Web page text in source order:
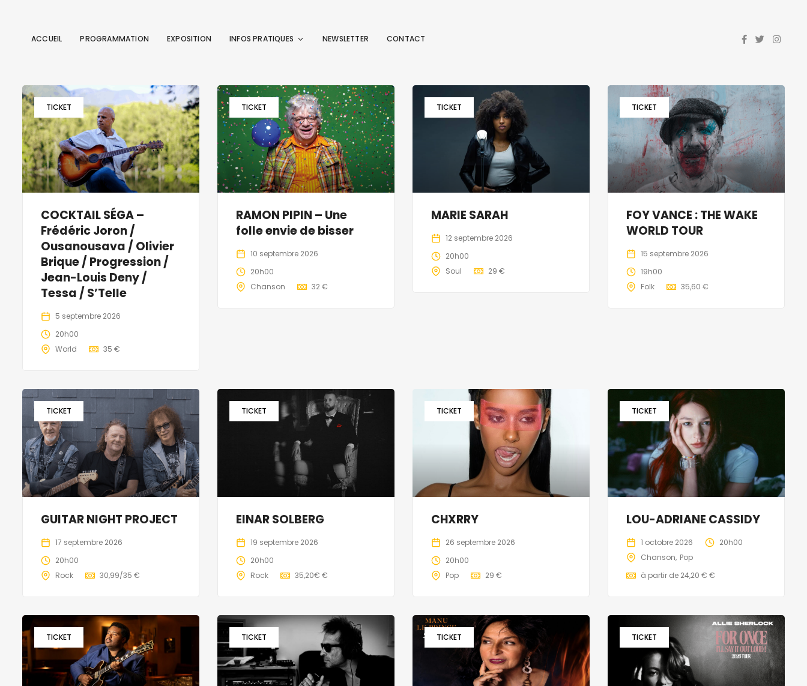
ACCUEIL PROGRAMMATION EXPOSITION INFOS PRATIQUES NEWSLETTER CONTACT
TICKET
COCKTAIL SÉGA –
Frédéric Joron /
Ousanousava / Olivier
Brique / Progression /
Jean-Louis Deny /
Tessa / S’Telle
5 septembre 2026
20h00
World
35 €
TICKET
RAMON PIPIN – Une
folle envie de bisser
10 septembre 2026
20h00
Chanson
32 €
TICKET
MARIE SARAH
12 septembre 2026
20h00
Soul
29 €
TICKET
FOY VANCE : THE WAKE
WORLD TOUR
15 septembre 2026
19h00
Folk
35,60 €
TICKET
GUITAR NIGHT PROJECT
17 septembre 2026
20h00
Rock
30,99/35 €
TICKET
EINAR SOLBERG
19 septembre 2026
20h00
Rock
35,20€ €
TICKET
CHXRRY
26 septembre 2026
20h00
Pop
29 €
TICKET
LOU-ADRIANE CASSIDY
1 octobre 2026
20h00
Chanson Pop
à partir de 24,20 € €
TICKET TICKET TICKET TICKET